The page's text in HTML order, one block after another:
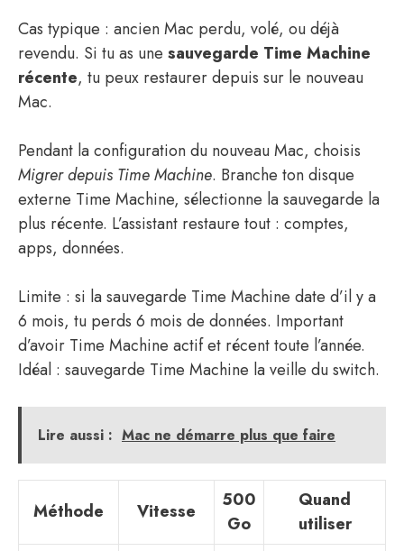
Cas typique : ancien Mac perdu, volé, ou déjà
revendu. Si tu as une sauvegarde Time Machine
récente, tu peux restaurer depuis sur le nouveau
Mac.
Pendant la configuration du nouveau Mac, choisis
Migrer depuis Time Machine. Branche ton disque
externe Time Machine, sélectionne la sauvegarde la
plus récente. L’assistant restaure tout : comptes,
apps, données.
Limite : si la sauvegarde Time Machine date d’il y a
6 mois, tu perds 6 mois de données. Important
d’avoir Time Machine actif et récent toute l’année.
Idéal : sauvegarde Time Machine la veille du switch.
Lire aussi : Mac ne démarre plus que faire
Méthode Vitesse
500
Go
Quand
utiliser